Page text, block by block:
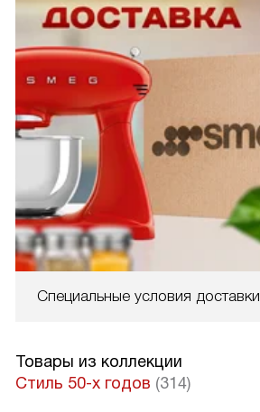
Специальные условия доставки
Товары из коллекции
Стиль 50-х годов (314)